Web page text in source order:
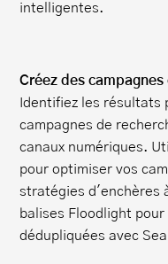
intelligentes.
Créez des campagnes
Identifiez les résultats
campagnes de
canaux numériques.
pour optimiser vos
stratégies d'enchères
balises Floodlight
dédupliquées avec